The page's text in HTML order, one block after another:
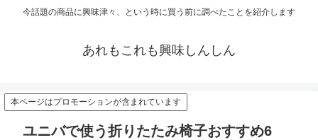
今話題の商品に興味津々、という時に買う前に調べたことを紹介します
あれもこれも興味しんしん
本ページはプロモーションが含まれています
ユニバで使う折りたたみ椅子おすすめ6